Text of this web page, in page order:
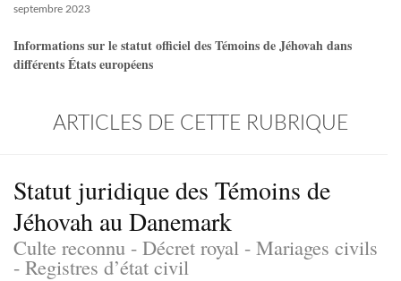
septembre 2023
Informations sur le statut officiel des Témoins de Jéhovah dans
différents États européens
ARTICLES DE CETTE RUBRIQUE
Statut juridique des Témoins de
Jéhovah au Danemark
Culte reconnu - Décret royal - Mariages civils
- Registres d’état civil